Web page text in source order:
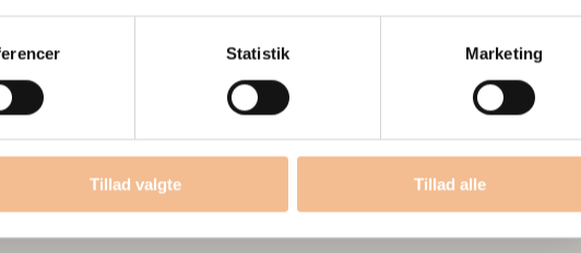
Statistik Marketing
Tillad valgte Tillad alle